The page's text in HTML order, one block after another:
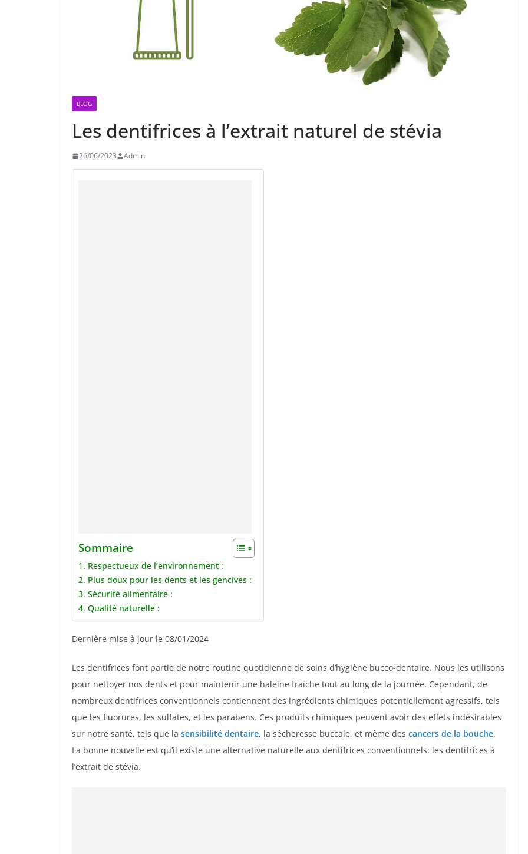
BLOG
Les dentifrices à l’extrait naturel de stévia
26/06/2023 Admin
Sommaire
1. Respectueux de l’environnement :
2. Plus doux pour les dents et les gencives :
3. Sécurité alimentaire :
4. Qualité naturelle :
Dernière mise à jour le 08/01/2024
Les dentifrices font partie de notre routine quotidienne de soins d’hygiène bucco-dentaire. Nous les utilisons
pour nettoyer nos dents et pour maintenir une haleine fraîche tout au long de la journée. Cependant, de
nombreux dentifrices conventionnels contiennent des ingrédients chimiques potentiellement agressifs, tels
que les fluorures, les sulfates, et les parabens. Ces produits chimiques peuvent avoir des effets indésirables
sur notre santé, tels que la sensibilité dentaire, la sécheresse buccale, et même des cancers de la bouche.
La bonne nouvelle est qu’il existe une alternative naturelle aux dentifrices conventionnels: les dentifrices à
l’extrait de stévia.